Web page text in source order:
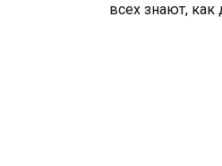
всех знают,